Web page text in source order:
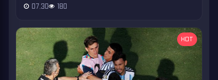
07.30 180
HOT